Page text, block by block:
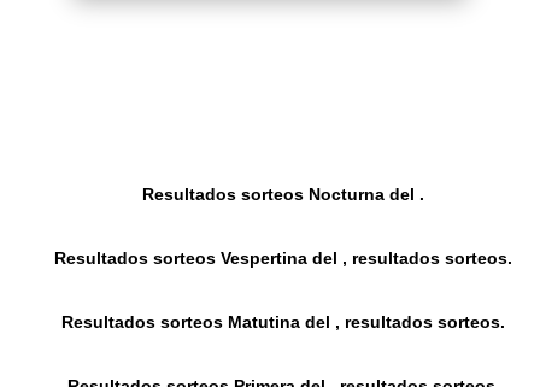
Resultados sorteos Nocturna del .
Resultados sorteos Vespertina del , resultados sorteos.
Resultados sorteos Matutina del , resultados sorteos.